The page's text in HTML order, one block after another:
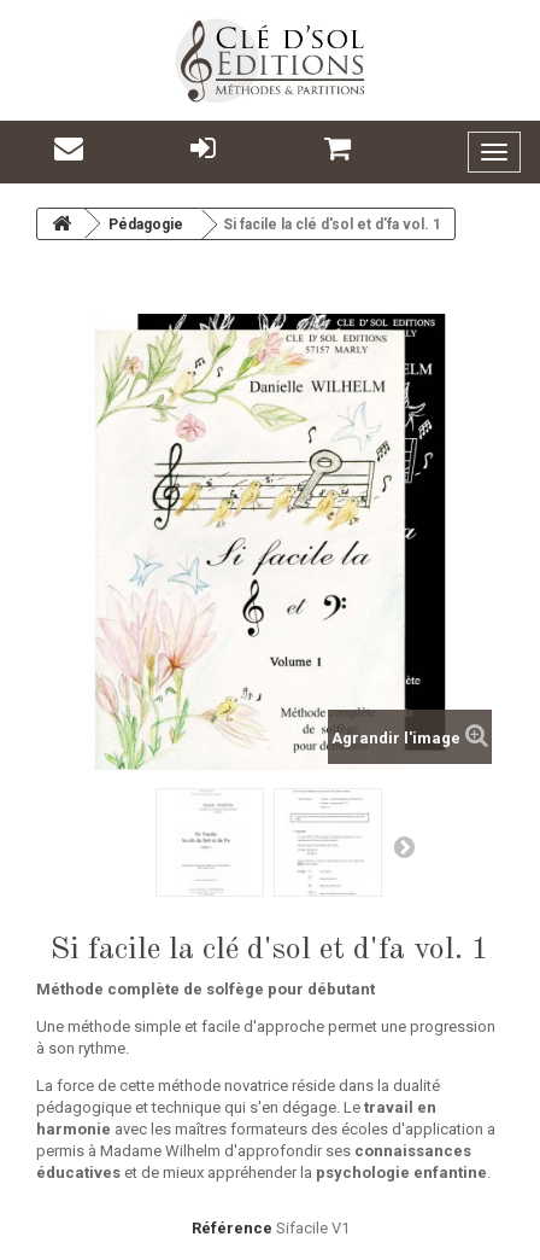
Toggle
Pédagogie Si facile la clé d'sol et d'fa vol. 1
Agrandir l'image
Si facile la clé d'sol et d'fa vol. 1
Méthode complète de solfège pour débutant
Une méthode simple et facile d'approche permet une progression
à son rythme.
La force de cette méthode novatrice réside dans la dualité
pédagogique et technique qui s'en dégage. Le travail en
harmonie avec les maîtres formateurs des écoles d'application a
permis à Madame Wilhelm d'approfondir ses connaissances
éducatives et de mieux appréhender la psychologie enfantine.
Référence Sifacile V1